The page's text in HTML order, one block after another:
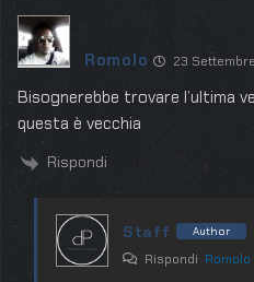
Romolo 23
Bisognerebbe trovare l’ultima
questa è vecchia
Rispondi
Staff Author
Rispondi Romolo